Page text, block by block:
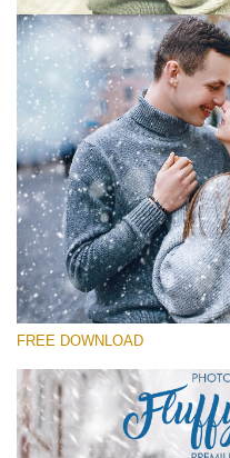
Free Ps Brush #10
Fluffy Snow
(60 Ps Brushes)
Free
FREE DOWNLOAD